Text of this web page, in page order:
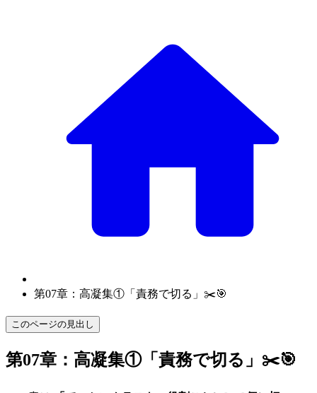
第07章：高凝集①「責務で切る」✂️🎯
このページの見出し
第07章：高凝集①「責務で切る」✂️🎯